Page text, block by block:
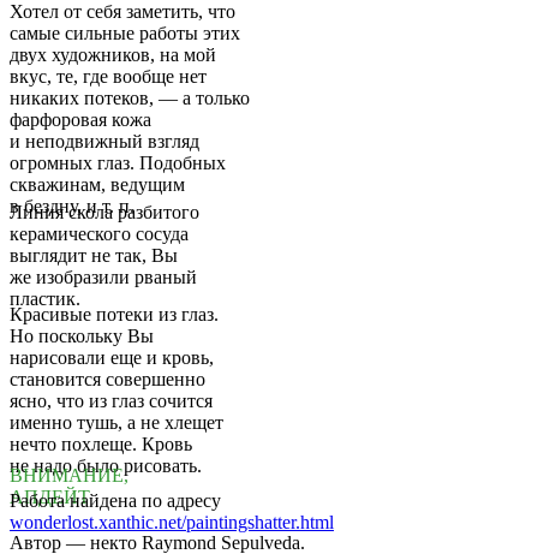
Хотел от себя заметить, что
самые сильные работы этих
двух художников, на мой
вкус, те, где вообще нет
никаких потеков, — а только
фарфоровая кожа
и неподвижный взгляд
огромных глаз. Подобных
скважинам, ведущим
в бездну, и т. п.
Линия скола разбитого
керамического сосуда
выглядит не так, Вы
же изобразили рваный
пластик.
Красивые потеки из глаз.
Но поскольку Вы
нарисовали еще и кровь,
становится совершенно
ясно, что из глаз сочится
именно тушь, а не хлещет
нечто похлеще. Кровь
не надо было рисовать.
ВНИМАНИЕ,
АПДЕЙТ
Работа найдена по адресу
wonderlost.xanthic.net/paintingshatter.html
Автор — некто Raymond Sepulveda.